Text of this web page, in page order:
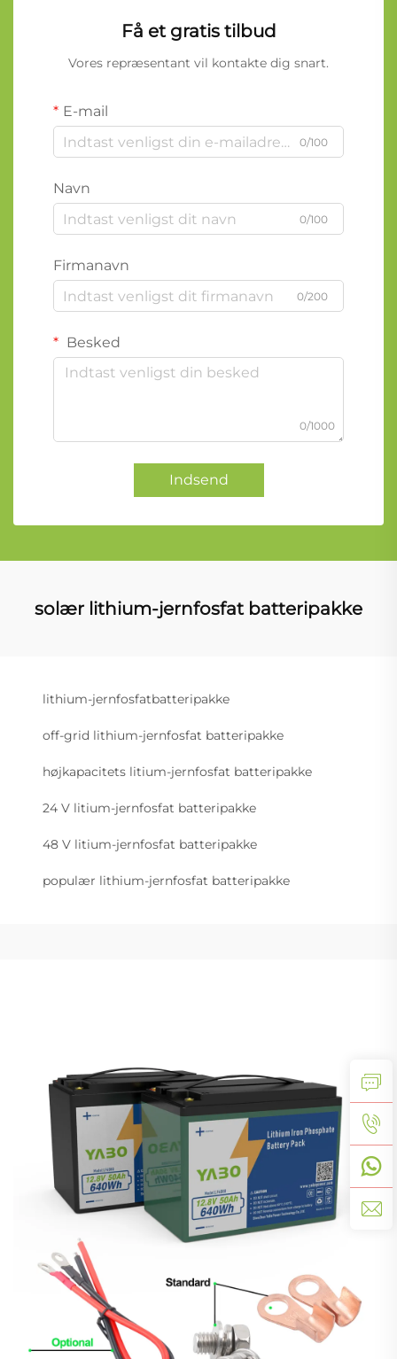
Få et gratis tilbud
Vores repræsentant vil kontakte dig snart.
E-mail
0/100
Navn
0/100
Firmanavn
0/200
Besked
0/1000
Indsend
solær lithium-jernfosfat batteripakke
lithium-jernfosfatbatteripakke
off-grid lithium-jernfosfat batteripakke
højkapacitets litium-jernfosfat batteripakke
24 V litium-jernfosfat batteripakke
48 V litium-jernfosfat batteripakke
populær lithium-jernfosfat batteripakke